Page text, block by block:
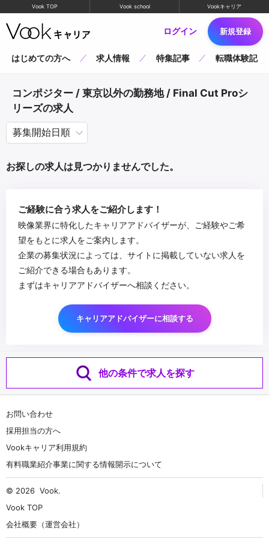
Vook TOP Vook school Vookキャリア
ログイン 新規登録
はじめての方へ 求人情報 特集記事 転職体験記
コンポジター / 東京以外の勤務地 / Final Cut Proシ
リーズの求人
お探しの求人は見つかりませんでした。
ご経験に合う求人をご紹介します！
映像業界に特化したキャリアアドバイザーが、ご経験やご希
望をもとに求人をご案内します。
企業の募集状況によっては、サイトに掲載していない求人を
ご紹介できる場合もあります。
まずはキャリアアドバイザーへ相談ください。
キャリアアドバイザーに相談する
他の条件で求人を探す
お問い合わせ
採用担当の方へ
Vookキャリア利用規約
有料職業紹介事業に関する情報開示について
© 2026 Vook.
Vook TOP
会社概要（運営会社）